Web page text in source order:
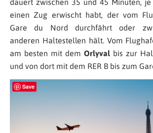
dauert zwischen 35 und 45 Minuten,
einen Zug erwischt habt, der vom
Gare du Nord durchfährt oder
anderen Haltestellen hält. Vom
am besten mit dem Orlyval bis zur
und von dort mit dem RER B bis zum
Save